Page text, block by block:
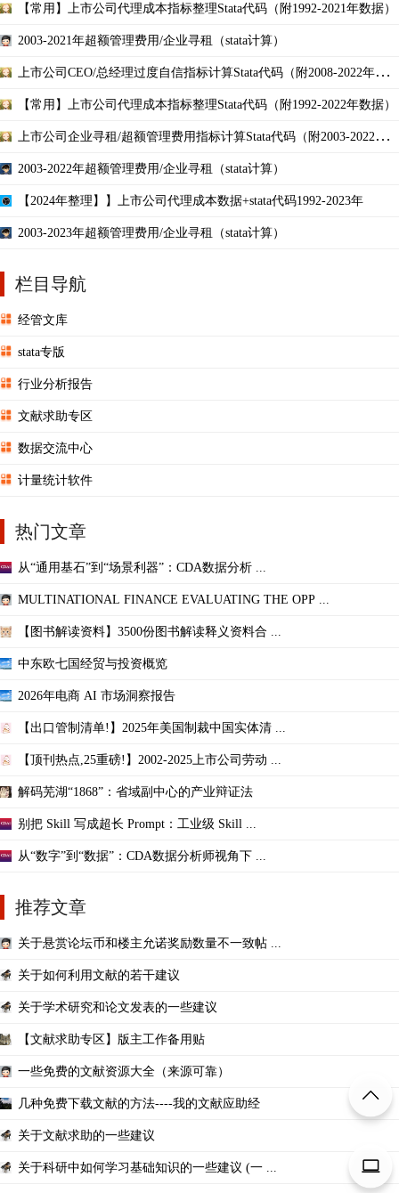
【常用】上市公司代理成本指标整理Stata代码（附1992-2021年数据）
2003-2021年超额管理费用/企业寻租（stata计算）
上市公司CEO/总经理过度自信指标计算Stata代码（附2008-2022年数
【常用】上市公司代理成本指标整理Stata代码（附1992-2022年数据）
上市公司企业寻租/超额管理费用指标计算Stata代码（附2003-2022年
2003-2022年超额管理费用/企业寻租（stata计算）
【2024年整理】】上市公司代理成本数据+stata代码1992-2023年
2003-2023年超额管理费用/企业寻租（stata计算）
栏目导航
经管文库
stata专版
行业分析报告
文献求助专区
数据交流中心
计量统计软件
热门文章
从“通用基石”到“场景利器”：CDA数据分析 ...
MULTINATIONAL FINANCE EVALUATING THE OPP ...
【图书解读资料】3500份图书解读释义资料合 ...
中东欧七国经贸与投资概览
2026年电商 AI 市场洞察报告
【出口管制清单!】2025年美国制裁中国实体清 ...
【顶刊热点,25重磅!】2002-2025上市公司劳动 ...
解码芜湖“1868”：省域副中心的产业辩证法
别把 Skill 写成超长 Prompt：工业级 Skill ...
从“数字”到“数据”：CDA数据分析师视角下 ...
推荐文章
关于悬赏论坛币和楼主允诺奖励数量不一致帖 ...
关于如何利用文献的若干建议
关于学术研究和论文发表的一些建议
【文献求助专区】版主工作备用贴
一些免费的文献资源大全（来源可靠）
几种免费下载文献的方法----我的文献应助经
关于文献求助的一些建议
关于科研中如何学习基础知识的一些建议 (一 ...